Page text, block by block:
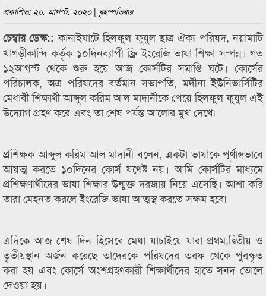
প্রকাশিত: ২০. আগস্ট. ২০২০ | বৃহস্পতিবার
চেম্বার ডেস্ক::কানাইঘাটে হিলফুল ফুযুল ছাত্র ঐক্য পরিষদ, নয়ামাটি
খাগড়ীকান্দি কর্তৃক ১০দিনব্যাপী ফ্রি ইংরেজি ভাষা শিক্ষা সম্পন্ন। গত
১২আগস্ট থেকে শুরু হয়ে আজ কোর্সটির সমাপ্তি ঘটে। কোর্সের
পরিচালক, অত্র পরিষদের বর্তমান সভাপতি, মদীনা ইউনিভার্সিটির
মেধাবী শিক্ষার্থী আব্দুল করিম আল মাদানীকে পেয়ে হিলফুল ফুযুল এই
উদ্যোগ গ্রহণ করে এবং তা শেষ পর্যন্ত আলোর মুখ দেখে৷
প্রশিক্ষক আব্দুল করিম আল মাদানী বলেন, একটা ভাষাকে পূর্ণাঙ্গভাবে
আয়ত্ম করতে ১০দিনের কোর্স যথেষ্ট নয়। আমি কোর্সটির মাধ্যমে
প্রশিক্ষণার্থীদের ভাষা শিক্ষার উন্মুক্ত দরজায় নিয়ে এসেছি। আশা করি
তারা মেহনত করলে ইংরেজি ভাষা আত্মস্থ করতে সক্ষম হবে৷
এদিকে আজ শেষ দিন হিসেবে মেধা যাচাইয়ে যারা প্রথম,দ্বিতীয় ও
তৃতীয়স্থান অর্জন করেছে তাদেরকে পরিষদের তরফ থেকে পুরস্কৃত
করা হয় এবং কোর্সে অংশগ্রহণকারী শিক্ষার্থীদের হাতে সনদ তোলে
দেওয়া হয়।